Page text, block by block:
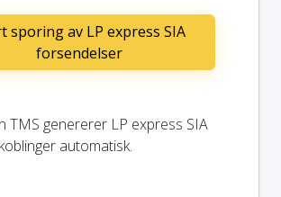
sporing av LP express SIA
forsendelser
TMS genererer LP express SIA
automatisk.